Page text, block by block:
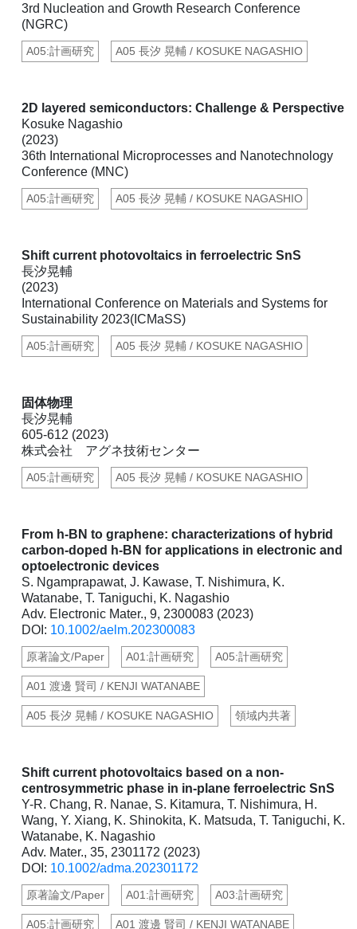
3rd Nucleation and Growth Research Conference
(NGRC)
A05:計画研究 A05 長汐 晃輔 / KOSUKE NAGASHIO
2D layered semiconductors: Challenge & Perspective
Kosuke Nagashio
(2023)
36th International Microprocesses and Nanotechnology
Conference (MNC)
A05:計画研究 A05 長汐 晃輔 / KOSUKE NAGASHIO
Shift current photovoltaics in ferroelectric SnS
長汐晃輔
(2023)
International Conference on Materials and Systems for
Sustainability 2023(ICMaSS)
A05:計画研究 A05 長汐 晃輔 / KOSUKE NAGASHIO
固体物理
長汐晃輔
605-612 (2023)
株式会社 アグネ技術センター
A05:計画研究 A05 長汐 晃輔 / KOSUKE NAGASHIO
From h-BN to graphene: characterizations of hybrid
carbon-doped h-BN for applications in electronic and
optoelectronic devices
S. Ngamprapawat, J. Kawase, T. Nishimura, K.
Watanabe, T. Taniguchi, K. Nagashio
Adv. Electronic Mater., 9, 2300083 (2023)
DOI: 10.1002/aelm.202300083
原著論文/Paper A01:計画研究 A05:計画研究
A01 渡邊 賢司 / KENJI WATANABE
A05 長汐 晃輔 / KOSUKE NAGASHIO 領域内共著
Shift current photovoltaics based on a non-
centrosymmetric phase in in-plane ferroelectric SnS
Y-R. Chang, R. Nanae, S. Kitamura, T. Nishimura, H.
Wang, Y. Xiang, K. Shinokita, K. Matsuda, T. Taniguchi, K.
Watanabe, K. Nagashio
Adv. Mater., 35, 2301172 (2023)
DOI: 10.1002/adma.202301172
原著論文/Paper A01:計画研究 A03:計画研究
A05:計画研究 A01 渡邊 賢司 / KENJI WATANABE